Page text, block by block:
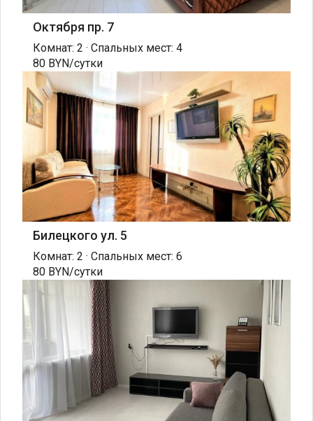
Октября пр. 7
Комнат: 2 · Спальных мест: 4
80 BYN/сутки
Билецкого ул. 5
Комнат: 2 · Спальных мест: 6
80 BYN/сутки